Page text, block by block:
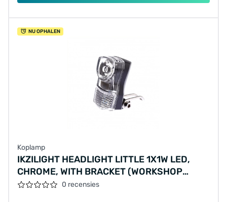
NU OPHALEN
Koplamp
IKZILIGHT HEADLIGHT LITTLE 1X1W LED,
CHROME, WITH BRACKET (WORKSHOP
PACKAGING)0 recensies